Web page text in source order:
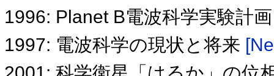
1996: Planet B電波科学実験計
1997: 電波科学の現状と将来